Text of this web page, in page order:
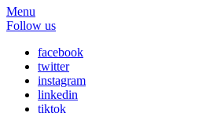
Menu
Follow us
facebook
twitter
instagram
linkedin
tiktok